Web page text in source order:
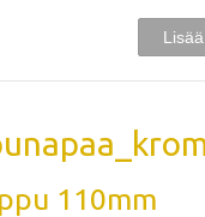
110mm